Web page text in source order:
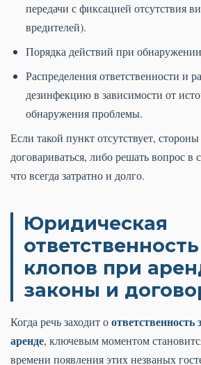
передачи с фиксацией отсутствия
вредителей).
Порядка действий при
Распределения ответственности и
дезинфекцию в зависимости от
обнаружения проблемы.
Если такой пункт отсутствует,
договариваться, либо решать вопрос в
что всегда затратно и долго.
Юридическая
клопов при
законы и
Когда речь заходит оответственность
аренде, ключевым моментом
времени появления этих незваных